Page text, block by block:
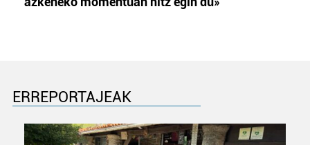
ERREPORTAJEAK